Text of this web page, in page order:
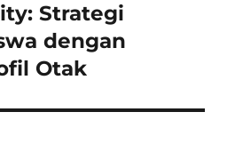
Strategi
dengan
Otak